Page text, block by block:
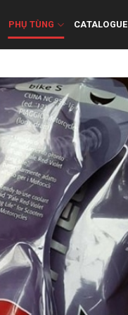
PHỤ TÙNG CATALOGUE